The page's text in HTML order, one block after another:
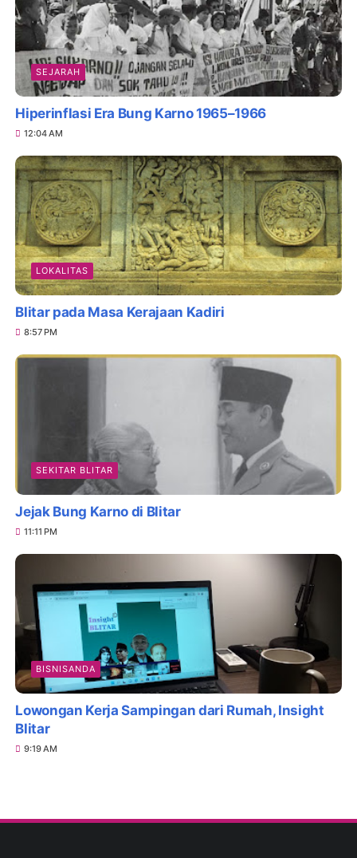
SEJARAH
Hiperinflasi Era Bung Karno 1965–1966
12:04 AM
LOKALITAS
Blitar pada Masa Kerajaan Kadiri
8:57 PM
SEKITAR BLITAR
Jejak Bung Karno di Blitar
11:11 PM
BISNISANDA
Lowongan Kerja Sampingan dari Rumah, Insight
Blitar
9:19 AM